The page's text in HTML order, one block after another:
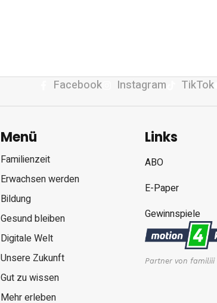
Facebook Instagram TikTok
Menü
Familienzeit
Erwachsen werden
Bildung
Gesund bleiben
Digitale Welt
Unsere Zukunft
Gut zu wissen
Mehr erleben
Links
ABO
E-Paper
Gewinnspiele
Partner von familiii